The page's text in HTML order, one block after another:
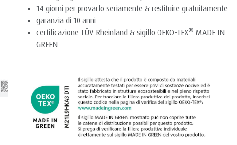
14 giorni per provarlo seriamente & restituire gratuitamente
garanzia di 10 anni
certificazione TÜV Rheinland & sigillo OEKO-TEX® MADE IN
GREEN